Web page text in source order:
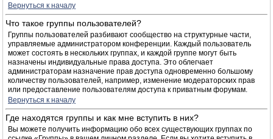
Вернуться к началу
Что такое группы пользователей?
Группы пользователей разбивают сообщество на структурные части,
управляемые администратором конференции. Каждый пользователь
может состоять в нескольких группах, и каждой группе могут быть
назначены индивидуальные права доступа. Это облегчает
администраторам назначение прав доступа одновременно большому
количеству пользователей, например, изменение модераторских прав
или предоставление пользователям доступа к приватным форумам.
Вернуться к началу
Где находятся группы и как мне вступить в них?
Вы можете получить информацию обо всех существующих группах по